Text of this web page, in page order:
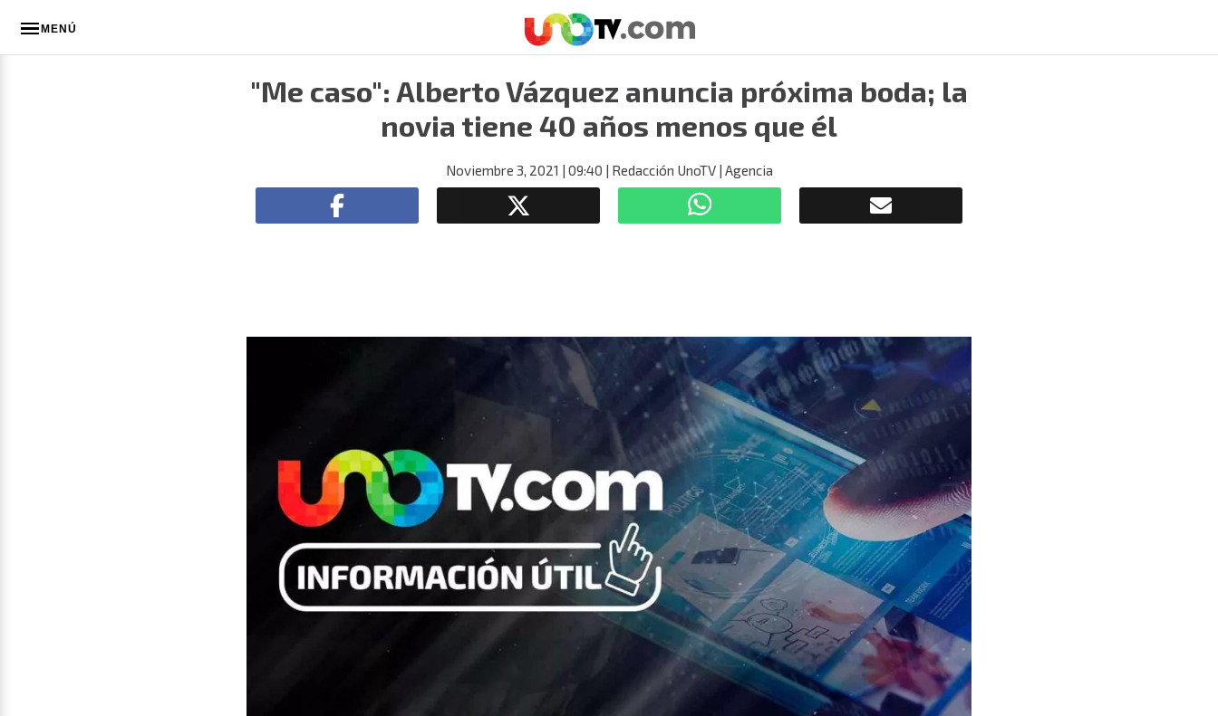
MENÚ
"Me caso": Alberto Vázquez anuncia próxima boda; la
novia tiene 40 años menos que él
Noviembre 3, 2021 | 09:40 | Redacción UnoTV| Agencia